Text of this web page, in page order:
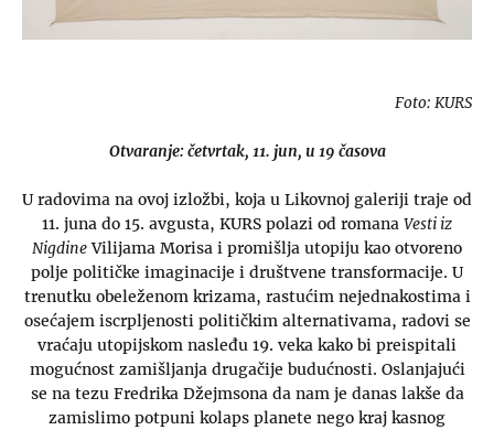
Foto: KURS
Otvaranje: četvrtak, 11. jun, u 19 časova
U radovima na ovoj izložbi, koja u Likovnoj galeriji traje od
11. juna do 15. avgusta, KURS polazi od romana Vesti iz
NigdineVilijama Morisa i promišlja utopiju kao otvoreno
polje političke imaginacije i društvene transformacije. U
trenutku obeleženom krizama, rastućim nejednakostima i
osećajem iscrpljenosti političkim alternativama, radovi se
vraćaju utopijskom nasleđu 19. veka kako bi preispitali
mogućnost zamišljanja drugačije budućnosti. Oslanjajući
se na tezu Fredrika Džejmsona da nam je danas lakše da
zamislimo potpuni kolaps planete nego kraj kasnog